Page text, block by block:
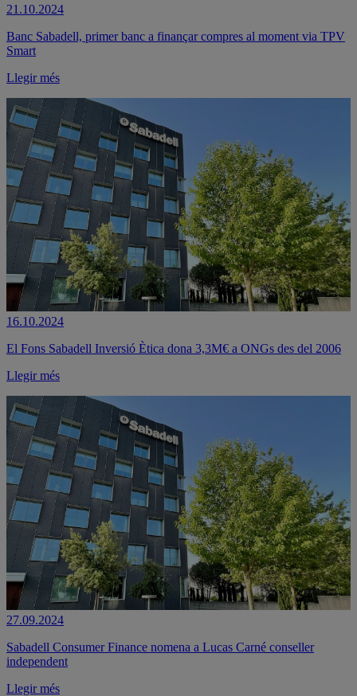
21.10.2024
Banc Sabadell, primer banc a finançar compres al moment via TPV
Smart
Llegir més
16.10.2024
El Fons Sabadell Inversió Ètica dona 3,3M€ a ONGs des del 2006
Llegir més
27.09.2024
Sabadell Consumer Finance nomena a Lucas Carné conseller
independent
Llegir més